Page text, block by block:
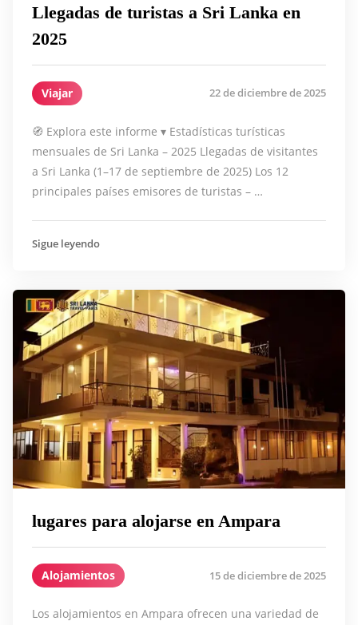
Llegadas de turistas a Sri Lanka en
2025
Viajar 22 de diciembre de 2025
🧭 Explora este informe ▾ Estadísticas turísticas
mensuales de Sri Lanka – 2025 Llegadas de visitantes
a Sri Lanka (1–17 de septiembre de 2025) Los 12
principales países emisores de turistas – …
Sigue leyendo
lugares para alojarse en Ampara
Alojamientos 15 de diciembre de 2025
Los alojamientos en Ampara ofrecen una variedad de